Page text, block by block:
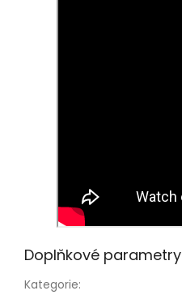
Doplňkové parametry
Kategorie: